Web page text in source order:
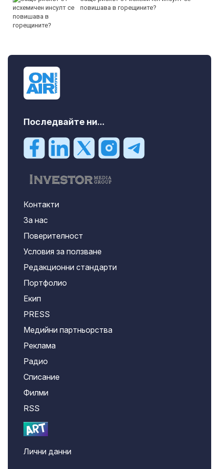
повишава в горещините?
Последвайте ни...
Контакти
За нас
Поверителност
Условия за ползване
Редакционни стандарти
Портфолио
Екип
PRESS
Медийни партньорства
Реклама
Радио
Списание
Филми
RSS
Лични данни